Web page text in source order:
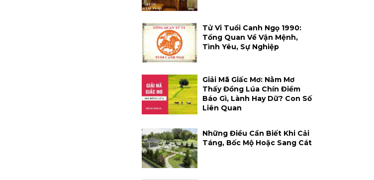
Tử Vi Tuổi Canh Ngọ 1990:
Tổng Quan Về Vận Mệnh,
Tình Yêu, Sự Nghiệp
Giải Mã Giấc Mơ: Nằm Mơ
Thấy Đồng Lúa Chín Điềm
Báo Gì, Lành Hay Dữ? Con Số
Liên Quan
Những Điều Cần Biết Khi Cải
Táng, Bốc Mộ Hoặc Sang Cát